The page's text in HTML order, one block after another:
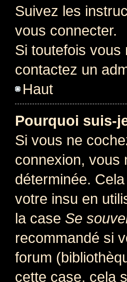
Suivez les
vous connecter.
Si toutefois vous
contactez un
Haut
Pourquoi suis-
Si vous ne
connexion, vous
déterminée.
votre insu en
la case Se
recommandé si
forum
cette case, cela